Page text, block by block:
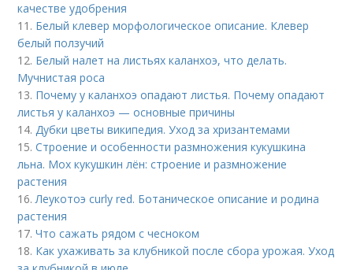
качестве удобрения
11. Белый клевер морфологическое описание. Клевер
белый ползучий
12. Белый налет на листьях каланхоэ, что делать.
Мучнистая роса
13. Почему у каланхоэ опадают листья. Почему опадают
листья у каланхоэ — основные причины
14.Дубки цветы википедия. Уход за хризантемами
15.Строение и особенности размножения кукушкина
льна. Мох кукушкин лён: строение и размножение
растения
16.Леукотоэ curly red. Ботаническое описание и родина
растения
17.Что сажать рядом с чесноком
18. Как ухаживать за клубникой после сбора урожая. Уход